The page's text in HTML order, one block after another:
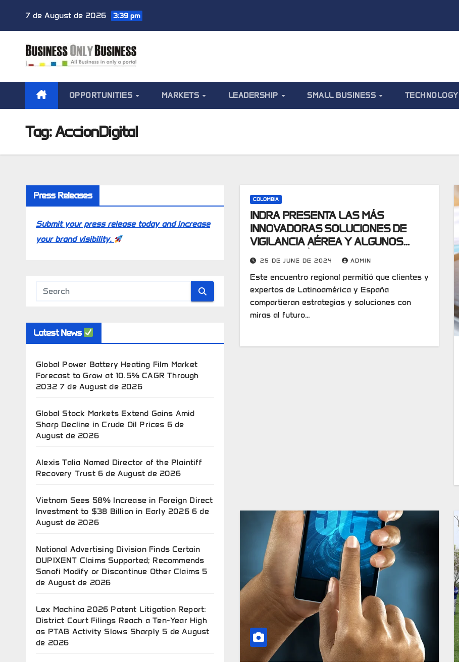
7 de August de 2026 3:39 pm
OPPORTUNITIES MARKETS LEADERSHIP SMALL BUSINESS TECHNOLOGY
Tag:AccionDigital
Press Releases
Submit your press release today and increase
your brand visibility.
Latest News
Global Power Battery Heating Film Market
Forecast to Grow at 10.5% CAGR Through
2032 7 de August de 2026
Global Stock Markets Extend Gains Amid
Sharp Decline in Crude Oil Prices 6 de
August de 2026
Alexis Talia Named Director of the Plaintiff
Recovery Trust 6 de August de 2026
Vietnam Sees 58% Increase in Foreign Direct
Investment to $38 Billion in Early 2026 6 de
August de 2026
National Advertising Division Finds Certain
DUPIXENT Claims Supported; Recommends
Sanofi Modify or Discontinue Other Claims 5
de August de 2026
Lex Machina 2026 Patent Litigation Report:
District Court Filings Reach a Ten-Year High
as PTAB Activity Slows Sharply 5 de August
de 2026
COLOMBIA
INDRA PRESENTA LAS MÁS
INNOVADORAS SOLUCIONES DE
VIGILANCIA AÉREA Y ALGUNOS
CASOS DE ÉXITO EN SU PRIMER
WORKSHOP LATAM 2024
25 DE JUNE DE 2024 ADMIN
Este encuentro regional permitió que clientes y
expertos de Latinoamérica y España
compartieran estrategias y soluciones con
miras al futuro…